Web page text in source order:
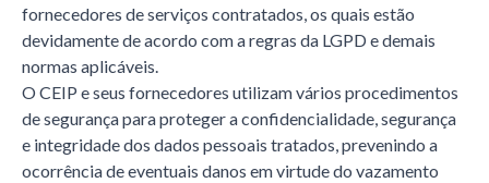
fornecedores de serviços contratados, os quais estão
devidamente de acordo com a regras da LGPD e demais
normas aplicáveis.
O CEIP e seus fornecedores utilizam vários procedimentos
de segurança para proteger a confidencialidade, segurança
e integridade dos dados pessoais tratados, prevenindo a
ocorrência de eventuais danos em virtude do vazamento